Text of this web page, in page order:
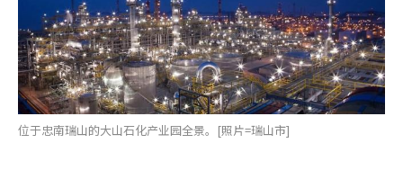
位于忠南瑞山的大山石化产业园全景。[照片=瑞山市]